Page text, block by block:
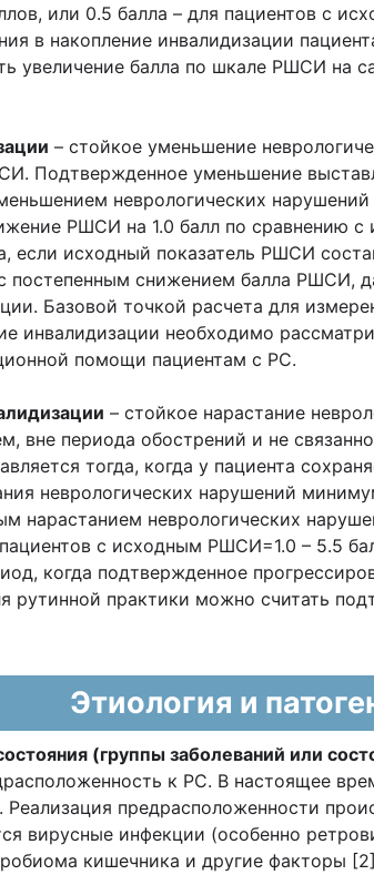
или 0.5 балла – для пациентов с
в накопление инвалидизации
увеличение балла по шкале РШСИ на
– стойкое уменьшение
Подтвержденное уменьшение
неврологических
РШСИ на 1.0 балл по
если исходный показатель РШСИ
постепенным снижением балла РШСИ,
Базовой точкой расчета для
инвалидизации необходимо
помощи пациентам с РС.
– стойкое нарастание
вне периода обострений и не
тогда, когда у пациента
неврологических нарушений
нарастанием неврологических
с исходным РШСИ=1.0 – 5.5
когда подтвержденное
практики можно считать
Этиология и
(группы заболеваний или
к РС. В настоящее
предрасположенности
вирусные инфекции (особенно
кишечника и другие факторы